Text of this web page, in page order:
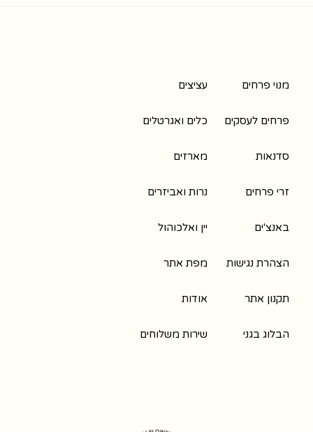
מנוי פרחים
פרחים לעסקים
סדנאות
זרי פרחים
באנצ'ים
הצהרת נגישות
תקנון אתר
הבלוג בגני
עציצים
כלים ואגרטלים
מארזים
נרות ואביזרים
יין ואלכוהול
מפת אתר
אודות
שירות משלוחים